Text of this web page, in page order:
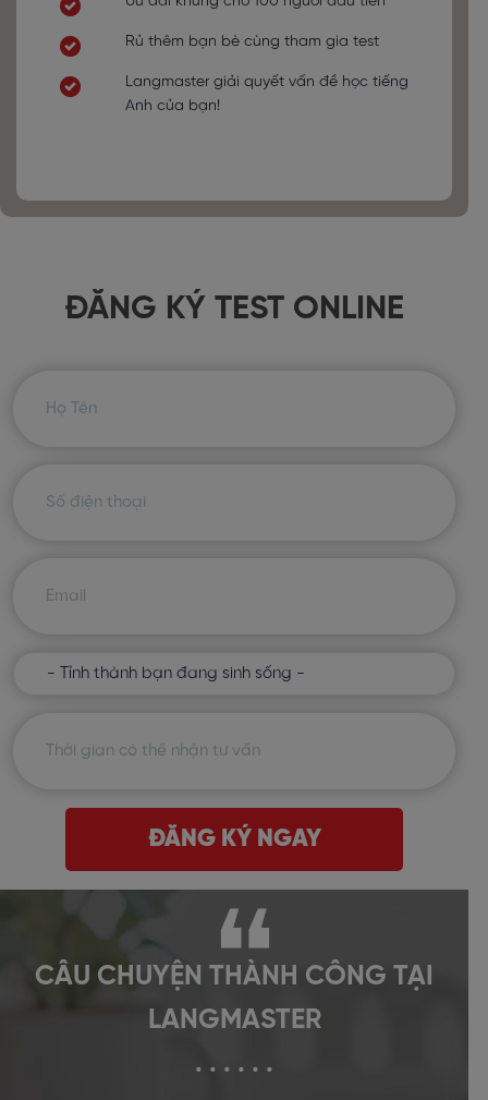
Rủ thêm bạn bè cùng tham gia test
Langmaster giải quyết vấn đề học tiếng
Anh của bạn!
ĐĂNG KÝ TEST ONLINE
ĐĂNG KÝ NGAY
CÂU CHUYỆN THÀNH CÔNG TẠI
LANGMASTER
. . . . . .